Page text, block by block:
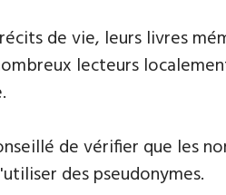
de vie, leurs livres
lecteurs
de vérifier que les
des pseudonymes.